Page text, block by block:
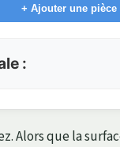
+ Ajouter une pièce
:
Alors que la